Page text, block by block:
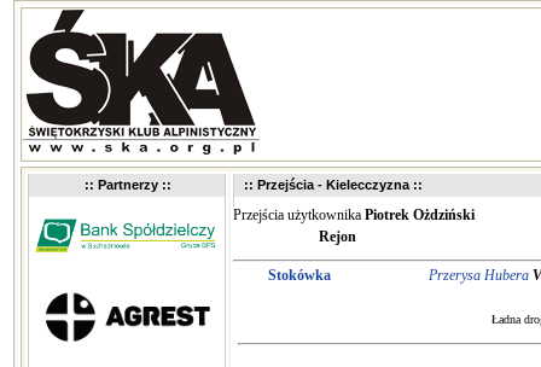
:: Partnerzy :: :: Przejścia - Kielecczyzna ::
Przejścia użytkownika Piotrek Ożdziński
Rejon
Stokówka Przerysa Hubera
Ładna